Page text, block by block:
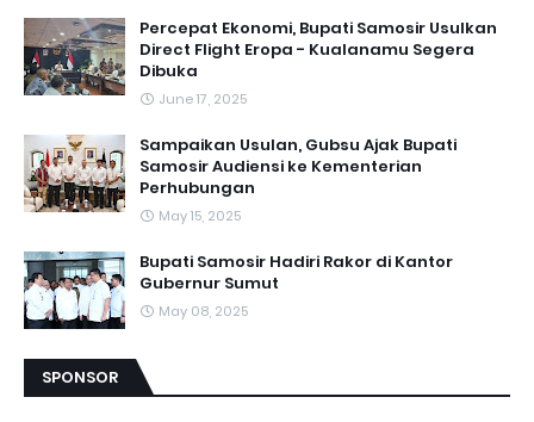
Percepat Ekonomi, Bupati Samosir Usulkan
Direct Flight Eropa - Kualanamu Segera
Dibuka
June 17, 2025
Sampaikan Usulan, Gubsu Ajak Bupati
Samosir Audiensi ke Kementerian
Perhubungan
May 15, 2025
Bupati Samosir Hadiri Rakor di Kantor
Gubernur Sumut
May 08, 2025
SPONSOR